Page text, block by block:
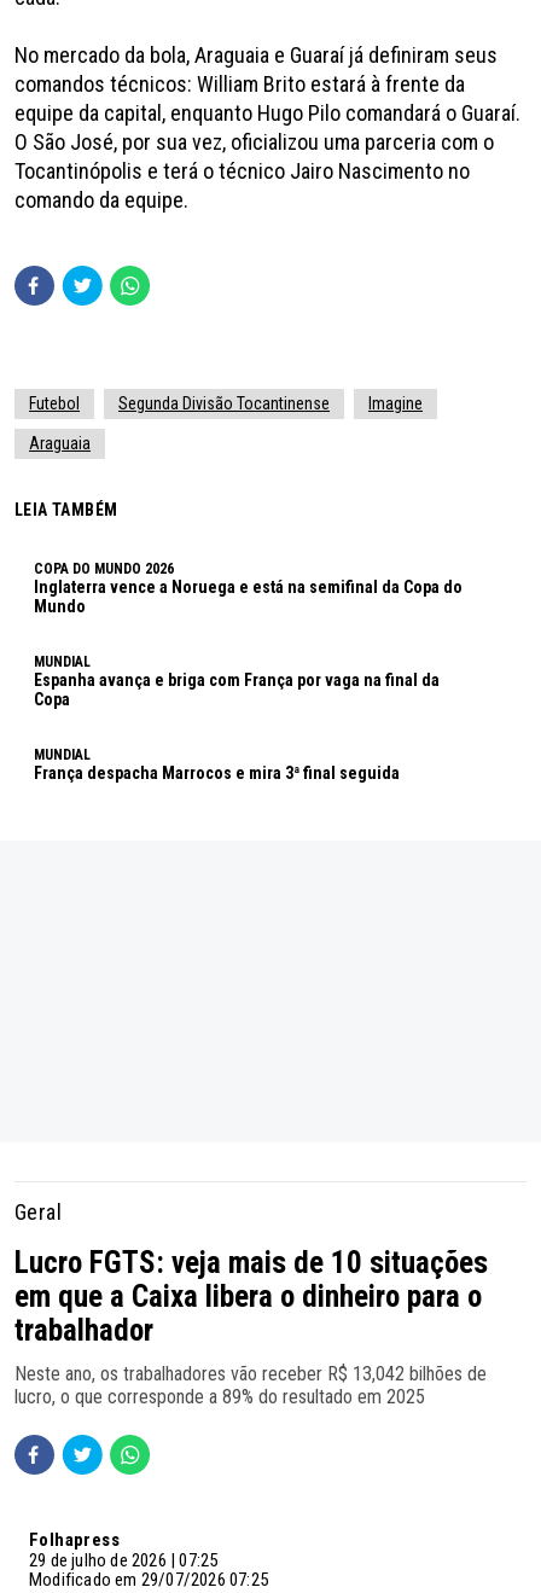
No mercado da bola, Araguaia e Guaraí já definiram seus
comandos técnicos: William Brito estará à frente da
equipe da capital, enquanto Hugo Pilo comandará o Guaraí.
O São José, por sua vez, oficializou uma parceria com o
Tocantinópolis e terá o técnico Jairo Nascimento no
comando da equipe.
Futebol Segunda Divisão Tocantinense Imagine
Araguaia
LEIA TAMBÉM
COPA DO MUNDO 2026
Inglaterra vence a Noruega e está na semifinal da Copa do
Mundo
MUNDIAL
Espanha avança e briga com França por vaga na final da
Copa
MUNDIAL
França despacha Marrocos e mira 3ª final seguida
Geral
Lucro FGTS: veja mais de 10 situações
em que a Caixa libera o dinheiro para o
trabalhador
Neste ano, os trabalhadores vão receber R$ 13,042 bilhões de
lucro, o que corresponde a 89% do resultado em 2025
Folhapress
29 de julho de 2026 | 07:25
Modificado em 29/07/2026 07:25